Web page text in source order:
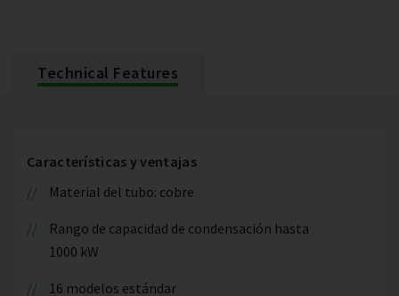
Technical Features
Características y ventajas
Material del tubo: cobre
Rango de capacidad de condensación hasta
1000 kW
16 modelos estándar